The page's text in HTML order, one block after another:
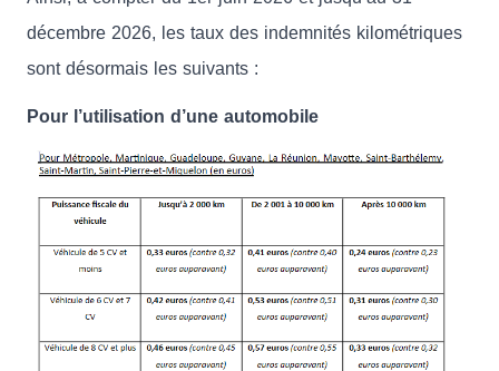
décembre 2026, les taux des indemnités kilométriques
sont désormais les suivants :
Pour l’utilisation d’une automobile